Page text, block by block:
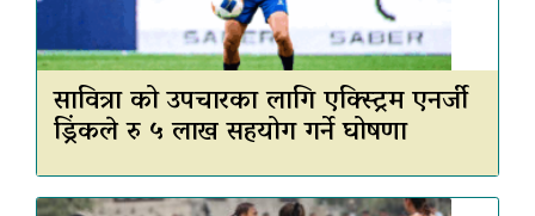
सावित्रा को उपचारका लागि एक्स्ट्रिम एनर्जी
ड्रिंकले रु ५ लाख सहयोग गर्ने घोषणा